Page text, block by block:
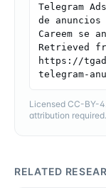
Telegram
de anuncios
Careem se
Retrieved
https://
telegram-
Licensed CC-BY-
attribution required.
RELATED